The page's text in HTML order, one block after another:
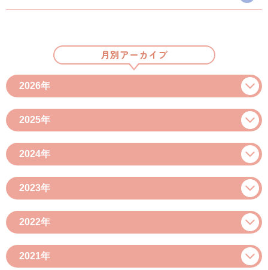
月別アーカイブ
2026年
2025年
2024年
2023年
2022年
2021年